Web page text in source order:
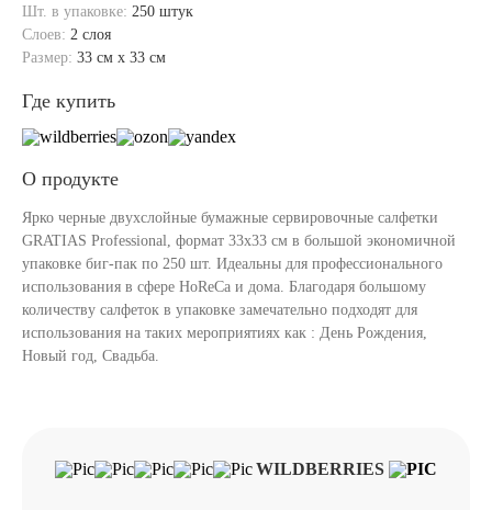
Шт. в упаковке: 250 штук
Слоев: 2 слоя
Размер: 33 см x 33 см
Где купить
О продукте
Ярко черные двухслойные бумажные сервировочные салфетки
GRATIAS Professional, формат 33х33 см в большой экономичной
упаковке биг-пак по 250 шт. Идеальны для профессионального
использования в сфере HoReCa и дома. Благодаря большому
количеству салфеток в упаковке замечательно подходят для
использования на таких мероприятиях как : День Рождения,
Новый год, Свадьба.
WILDBERRIES